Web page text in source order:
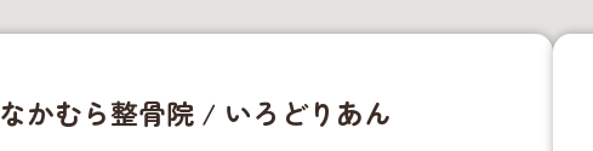
なかむら整骨院 / いろどりあん